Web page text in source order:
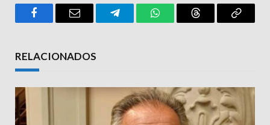
FacebookEmail TelegramWhatsAppThreads Copy
RELACIONADOS